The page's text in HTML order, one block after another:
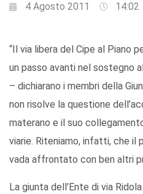
4 Agosto 2011 14:02
“Il via libera del Cipe al Piano
un passo avanti nel sostegno
– dichiarano i membri della
non risolve la questione
materano e il suo
viarie. Riteniamo, infatti, che il
vada affrontato con ben altri
La giunta dell’Ente di via